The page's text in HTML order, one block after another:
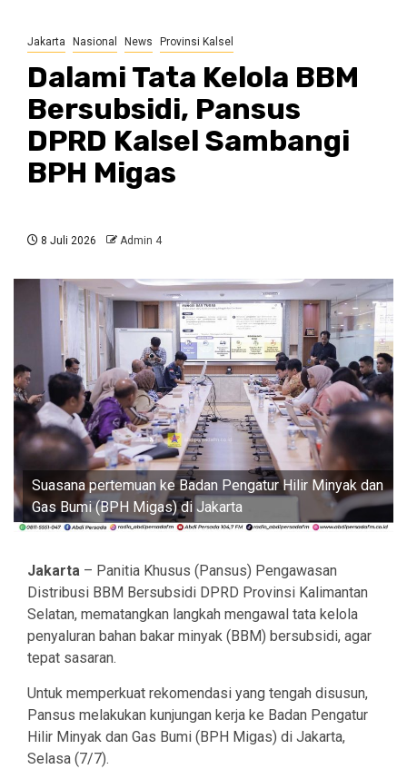
Jakarta Nasional News Provinsi Kalsel
Dalami Tata Kelola BBM
Bersubsidi, Pansus
DPRD Kalsel Sambangi
BPH Migas
8 Juli 2026 Admin 4
Suasana pertemuan ke Badan Pengatur Hilir Minyak dan
Gas Bumi (BPH Migas) di Jakarta
Jakarta – Panitia Khusus (Pansus) Pengawasan
Distribusi BBM Bersubsidi DPRD Provinsi Kalimantan
Selatan, mematangkan langkah mengawal tata kelola
penyaluran bahan bakar minyak (BBM) bersubsidi, agar
tepat sasaran.
Untuk memperkuat rekomendasi yang tengah disusun,
Pansus melakukan kunjungan kerja ke Badan Pengatur
Hilir Minyak dan Gas Bumi (BPH Migas) di Jakarta,
Selasa (7/7).